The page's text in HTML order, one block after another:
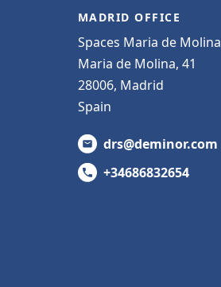
MADRID OFFICE
Spaces Maria de Molina
Maria de Molina, 41
28006, Madrid
Spain
drs@deminor.com
+34686832654